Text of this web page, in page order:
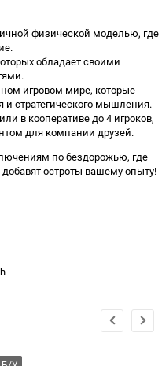
физической моделью, где
обладает своими
игровом мире, которые
стратегического мышления.
в кооперативе до 4 игроков,
для компании друзей.
по бездорожью, где
остроты вашему опыту!